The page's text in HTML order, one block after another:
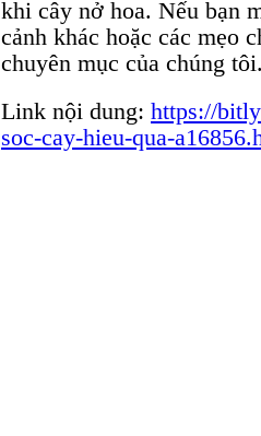
khi cây nở hoa. Nếu bạn
cảnh khác hoặc các mẹo
chuyên mục của chúng
Link nội dung: https://
soc-cay-hieu-qua-